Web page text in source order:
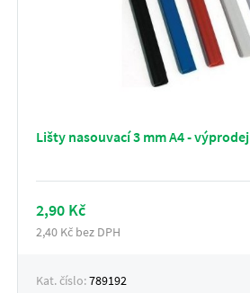
Lišty nasouvací 3 mm A4 - výprodej
2,90 Kč
2,40 Kč bez DPH
Kat. číslo:789192